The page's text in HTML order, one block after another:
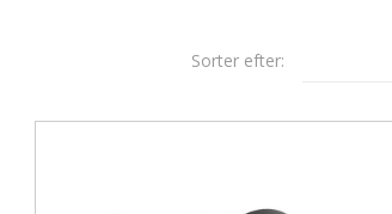
Sorter efter: